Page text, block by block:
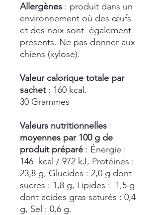
Allergènes : produit dans un
environnement où des œufs
et des noix sont également
présents. Ne pas donner aux
chiens (xylose).
Valeur calorique totale par
sachet: 160 kcal.
30 Grammes
Valeurs nutritionnelles
moyennes par 100 g de
produit préparé : Énergie :
146 kcal / 972 kJ, Protéines :
23,8 g, Glucides : 2,0 g dont
sucres : 1,8 g, Lipides : 1,5 g
dont acides gras saturés : 0,4
g, Sel : 0,6 g.